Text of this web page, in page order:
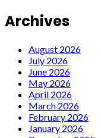
Archives
August 2026
July 2026
June 2026
May 2026
April 2026
March 2026
February 2026
January 2026